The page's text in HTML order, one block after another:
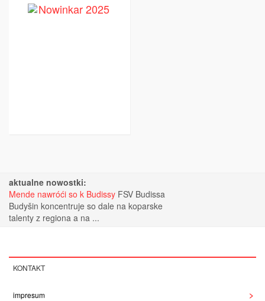
aktualne nowostki:
Mende nawróći so k Budissy FSV Budissa
Budyšin koncentruje so dale na koparske
talenty z regiona a na ...
KONTAKT
impresum